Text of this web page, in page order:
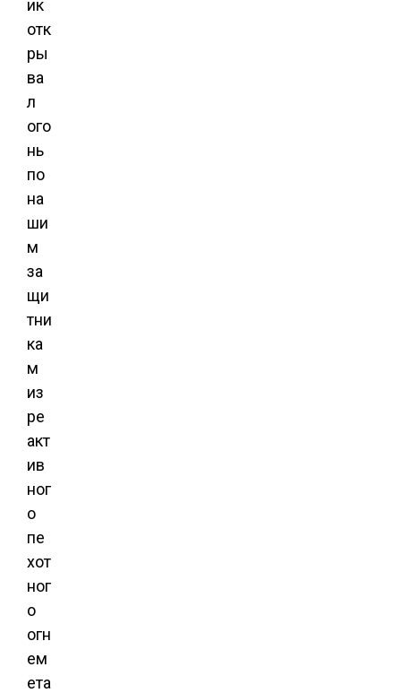
ик
отк
ры
ва
л
ого
нь
по
на
ши
м
за
щи
тни
ка
м
из
ре
акт
ив
ног
о
пе
хот
ног
о
огн
ем
ета